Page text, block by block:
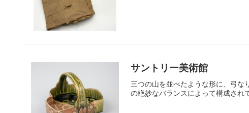
サントリー美術館
三つの山を並べたような形に、弓な
の絶妙なバランスによって構成され